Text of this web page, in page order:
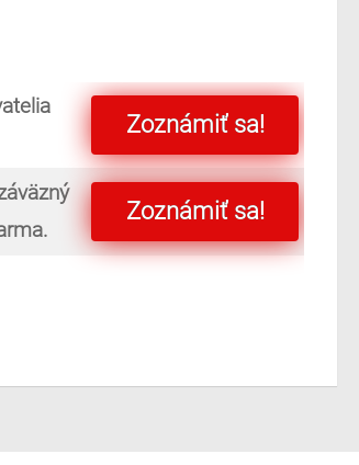
Zoznámiť sa!
Zoznámiť sa!